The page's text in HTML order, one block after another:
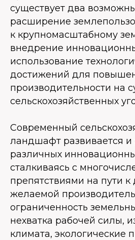
существует два
расширение
к крупномасштабному
внедрение
использование
достижений для
производительности на
сельскохозяйственных
Современный
ландшафт развивается и
различных
сталкиваясь с
препятствиями на пути
желаемой
ограниченность
нехватка рабочей силы,
климата, экологические